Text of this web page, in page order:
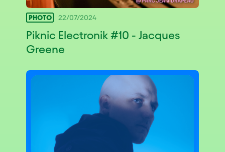
PHOTO 22/07/2024
Piknic Electronik #10 - Jacques
Greene